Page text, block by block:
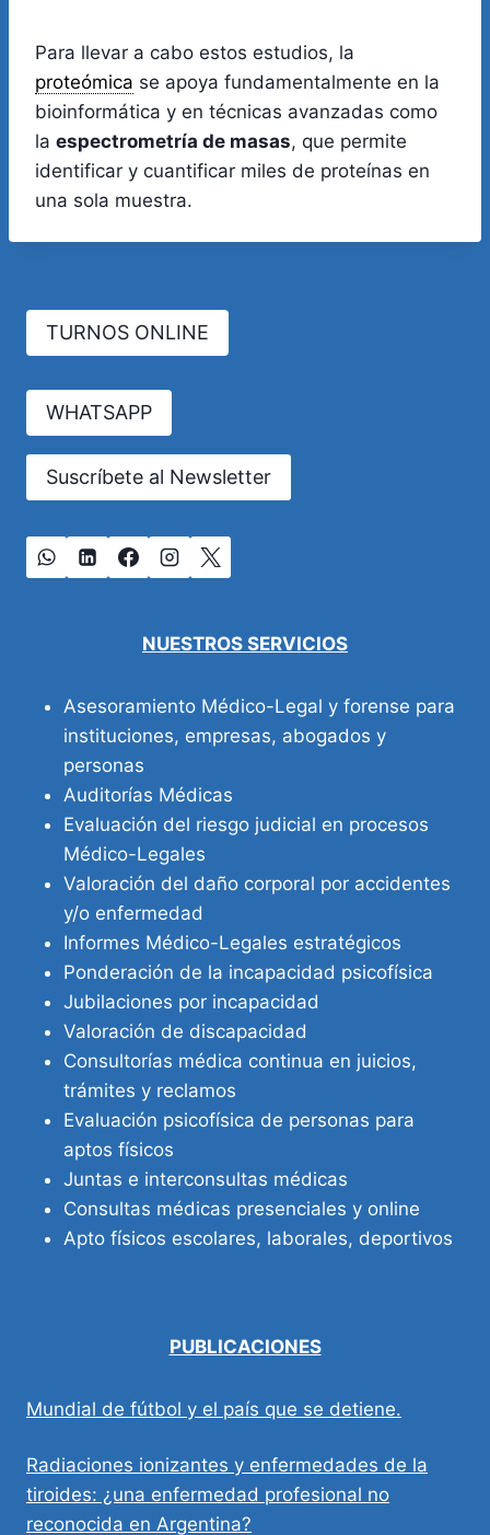
Para llevar a cabo estos estudios, la
proteómica se apoya fundamentalmente en la
bioinformática y en técnicas avanzadas como
la espectrometría de masas, que permite
identificar y cuantificar miles de proteínas en
una sola muestra.
TURNOS ONLINE
WHATSAPP
Suscríbete al Newsletter
NUESTROS SERVICIOS
Asesoramiento Médico-Legal y forense para
instituciones, empresas, abogados y
personas
Auditorías Médicas
Evaluación del riesgo judicial en procesos
Médico-Legales
Valoración del daño corporal por accidentes
y/o enfermedad
Informes Médico-Legales estratégicos
Ponderación de la incapacidad psicofísica
Jubilaciones por incapacidad
Valoración de discapacidad
Consultorías médica continua en juicios,
trámites y reclamos
Evaluación psicofísica de personas para
aptos físicos
Juntas e interconsultas médicas
Consultas médicas presenciales y online
Apto físicos escolares, laborales, deportivos
PUBLICACIONES
Mundial de fútbol y el país que se detiene.
Radiaciones ionizantes y enfermedades de la
tiroides: ¿una enfermedad profesional no
reconocida en Argentina?